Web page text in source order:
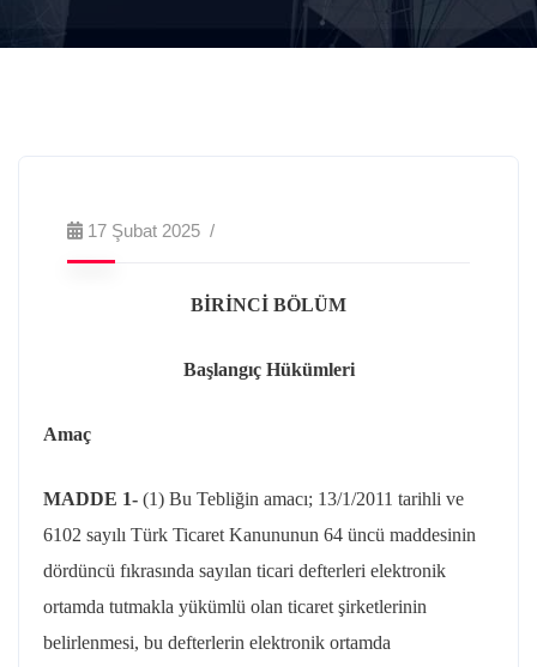
17 Şubat 2025
BİRİNCİ BÖLÜM
Başlangıç Hükümleri
Amaç
MADDE 1- (1) Bu Tebliğin amacı; 13/1/2011 tarihli ve
6102 sayılı Türk Ticaret Kanununun 64 üncü maddesinin
dördüncü fıkrasında sayılan ticari defterleri elektronik
ortamda tutmakla yükümlü olan ticaret şirketlerinin
belirlenmesi, bu defterlerin elektronik ortamda